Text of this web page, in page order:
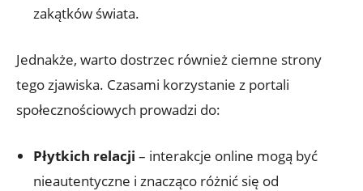
zakątków świata.
Jednakże, warto dostrzec również ciemne strony
tego zjawiska. Czasami korzystanie z portali
społecznościowych prowadzi do:
Płytkich relacji – interakcje online mogą być
nieautentyczne i znacząco różnić się od